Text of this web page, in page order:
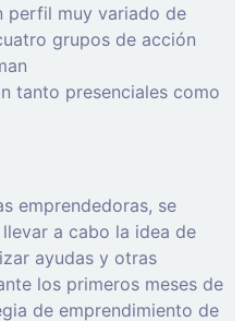
perfil muy variado de
grupos de acción
tanto presenciales como
emprendedoras, se
a cabo la idea de
ayudas y otras
los primeros meses de
de emprendimiento de